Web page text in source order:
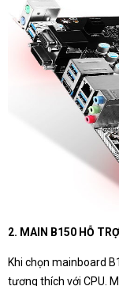
2. MAIN B150 HỖ
Khi chọn mainboard
tương thích với CPU.